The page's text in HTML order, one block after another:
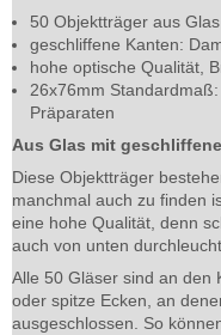
50 Objektträger aus Glas
geschliffene Kanten:
hohe optische Qualität,
26x76mm
Präparaten
Aus Glas mit
Diese Objektträger
manchmal auch zu finden
eine hohe Qualität, denn
auch von unten
Alle 50 Gläser sind an den
oder spitze Ecken, an
ausgeschlossen. So